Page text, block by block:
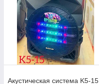
Акустическая система K5-15